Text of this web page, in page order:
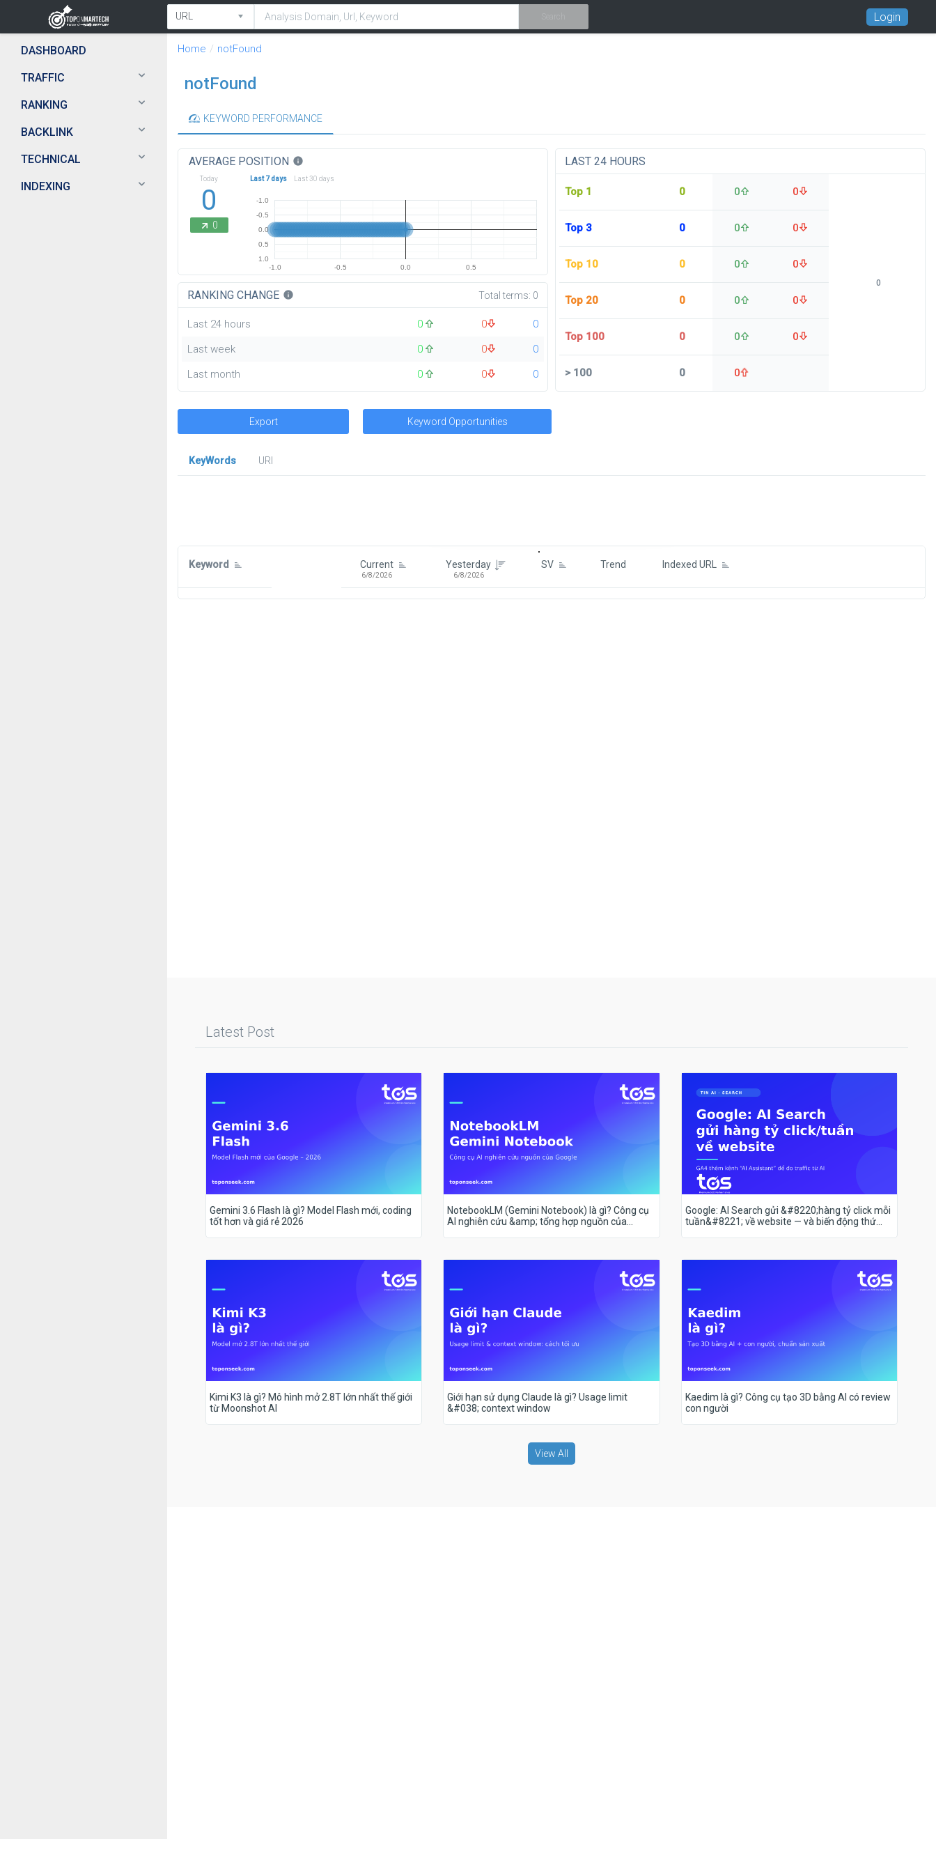
Login
DASHBOARD
TRAFFIC
RANKING
BACKLINK
TECHNICAL
INDEXING
Home notFound
notFound
KEYWORD PERFORMANCE
AVERAGE POSITION info
Today
0
0
Last 7 days Last 30 days
-1.0 -0.5 0.0 0.5
-1.0
-0.5
0.0
0.5
1.0
RANKING CHANGE info Total terms: 0
Last 24 hours 0 0
0
Last week
0 0
0
Last month
0 0 0
LAST 24 HOURS
Top 1 0 0 0
Top 3 0 0 0
Top 10 0 0 0
Top 20 0 0 0
Top 100 0 0 0
>100 0 0
0
Export Keyword Opportunities
KeyWords
URl
Keyword Current
6/8/2026
Yesterday
6/8/2026
SV Trend Indexed URL
Latest Post
Gemini 3.6 Flash là gì? Model Flash mới, coding
tốt hơn và giá rẻ 2026
NotebookLM (Gemini Notebook) là gì? Công cụ
AI nghiên cứu &amp; tổng hợp nguồn của
Google: AI Search gửi &#8220;hàng tỷ click mỗi
tuần&#8221; về website — và biến động thứ
Kimi K3 là gì? Mô hình mở 2.8T lớn nhất thế giới
từ Moonshot AI
Giới hạn sử dụng Claude là gì? Usage limit
&#038; context window
Kaedim là gì? Công cụ tạo 3D bằng AI có review
con người
View All